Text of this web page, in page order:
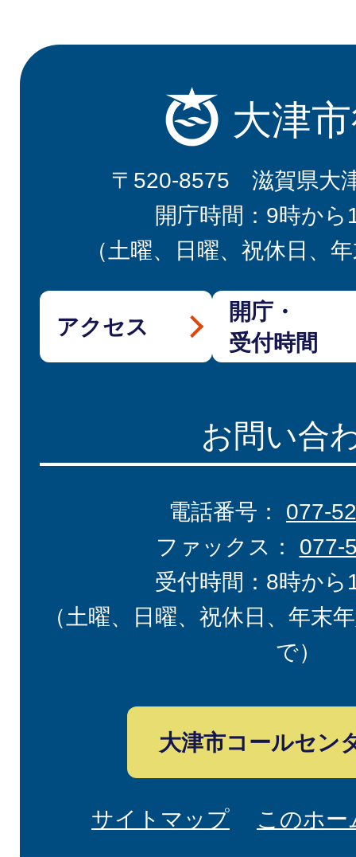
大津
〒520-8575 滋賀県大
開庁時間：9時から
（土曜、日曜、祝休日、
アクセス
開庁・
受付時間
お問い合
電話番号： 077-
ファックス： 077-
受付時間：8時から
（土曜、日曜、祝休日、年末
で）
大津市コールセン
サイトマップ このホ